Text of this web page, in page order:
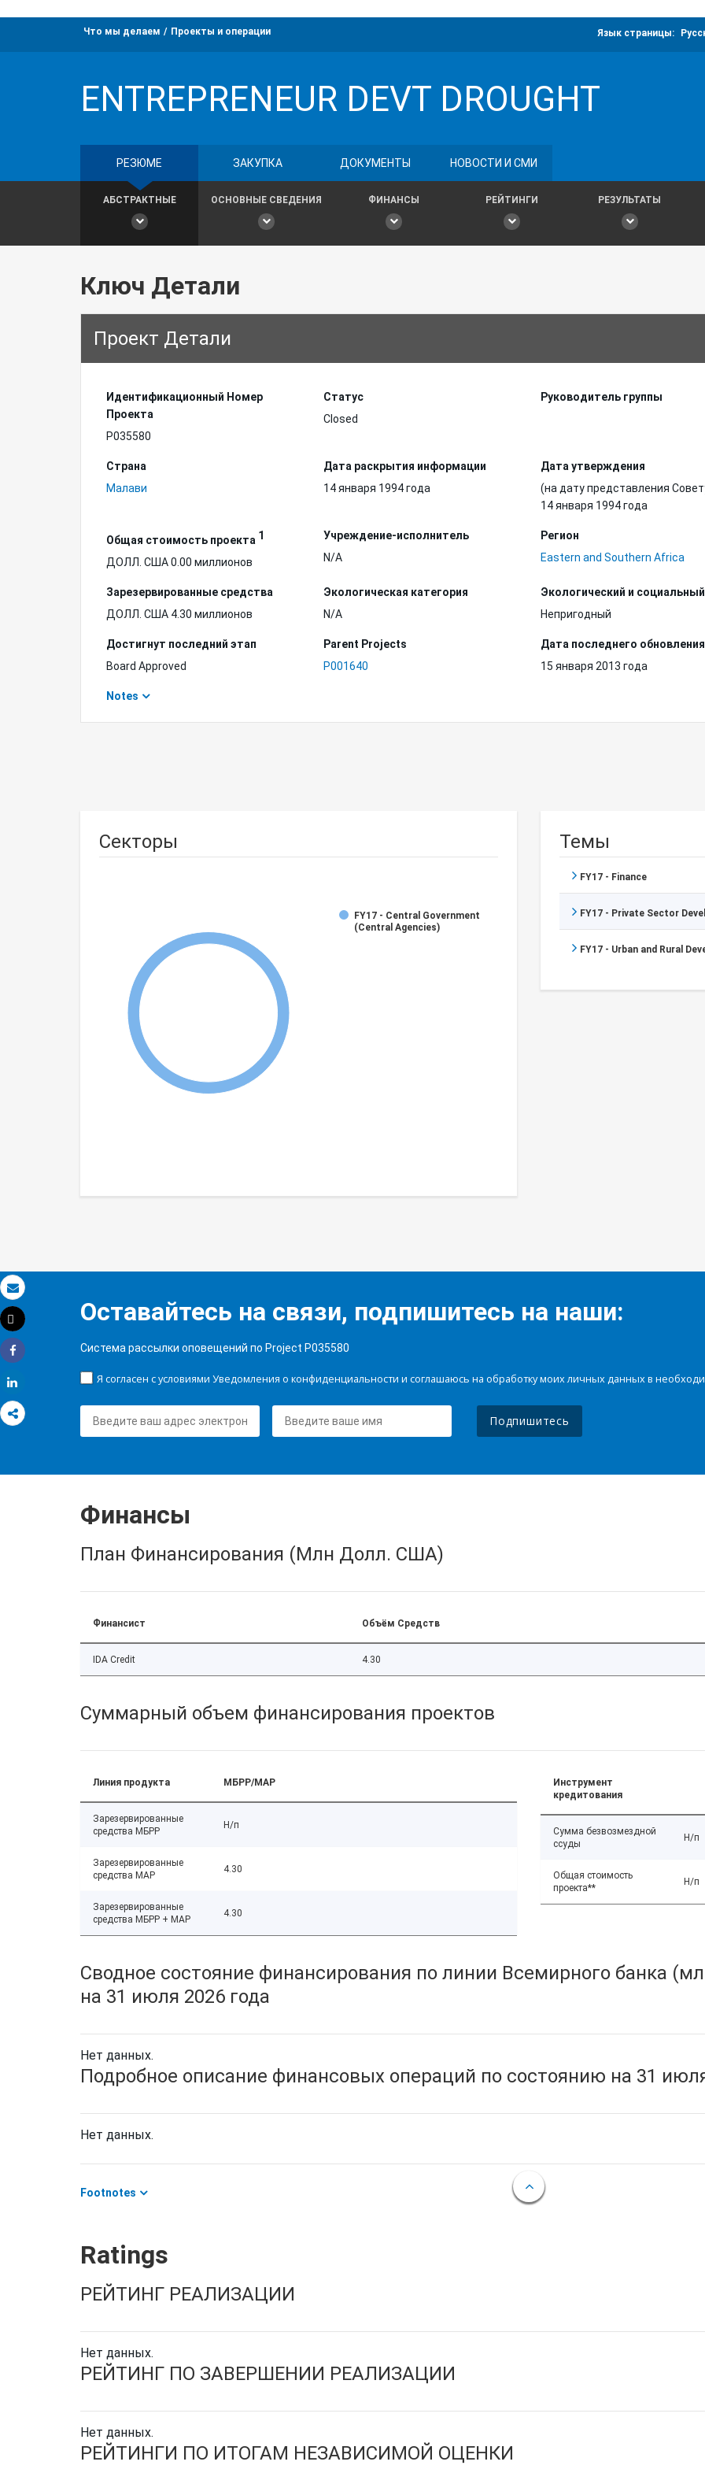
Электронная почта
Распечатать
Tweet
Share
Что мы делаем Проекты и операции Язык страницы:
ENTREPRENEUR DEVT DROUGHT
РЕЗЮМЕ ЗАКУПКА ДОКУМЕНТЫ НОВОСТИ И СМИ
АБСТРАКТНЫЕ ОСНОВНЫЕ СВЕДЕНИЯ ФИНАНСЫ РЕЙТИНГИ РЕЗУЛЬТАТЫ
Ключ Детали
Проект Детали
Идентификационный Hомер
Проекта
P035580
Статус
Closed
Руководитель группы
Страна
Малави
Дата раскрытия информации
14 января 1994 года
Дата утверждения
(на дату представления
14 января 1994 года
Общая стоимость проекта 1
ДОЛЛ. США 0.00 миллионов
Учреждение-исполнитель
N/A
Регион
Eastern and Southern Africa
Зарезервированные средства
ДОЛЛ. США 4.30 миллионов
Экологическая категория
N/A
Экологический и
Непригодный
Достигнут последний этап
Board Approved
Parent Projects
P001640
Дата последнего обновления
15 января 2013 года
Notes
Секторы
FY17 - Central Government
(Central Agencies)
Темы
FY17 - Finance
FY17 - Private Sector
FY17 - Urban and Rural
Оставайтесь на связи, подпишитесь на наши:
Система рассылки оповещений по Project P035580
Я согласен с условиями Уведомления о конфиденциальности и соглашаюсь на обработку моих личных данных в
Подпишитесь
Финансы
План Финансирования (Млн Долл. США)
Финансист Объём Средств
IDA Credit 4.30
Суммарный объем финансирования проектов
Линия продукта МБРР/МАР
Зарезервированные
средства МБРР
Н/п
Зарезервированные
средства МАР
4.30
Зарезервированные
средства МБРР + МАР
4.30
Инструмент
кредитования
Сумма безвозмездной
ссуды
Н/п
Общая стоимость
проекта**
Н/п
Сводное состояние финансирования по линии Всемирного банка
на 31 июля 2026 года
Нет данных.
Подробное описание финансовых операций по состоянию на 31
Нет данных.
Footnotes
Ratings
РЕЙТИНГ РЕАЛИЗАЦИИ
Нет данных.
РЕЙТИНГ ПО ЗАВЕРШЕНИИ РЕАЛИЗАЦИИ
Нет данных.
РЕЙТИНГИ ПО ИТОГАМ НЕЗАВИСИМОЙ ОЦЕНКИ